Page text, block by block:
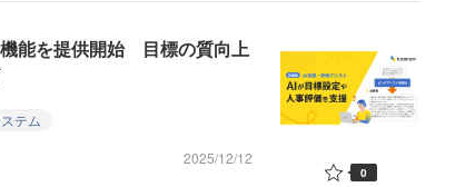
能を提供開始 目標の質向上
テム
2025/12/12
0